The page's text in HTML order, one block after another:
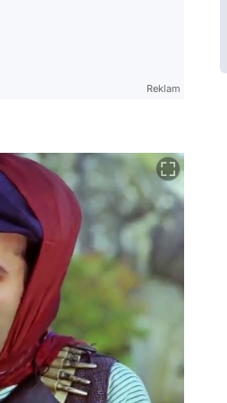
Reklam